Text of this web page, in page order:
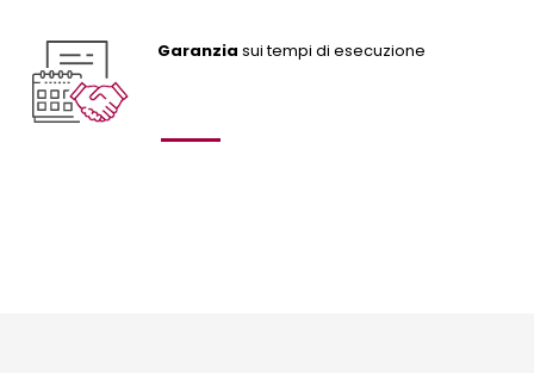
Garanzia sui tempi di esecuzione